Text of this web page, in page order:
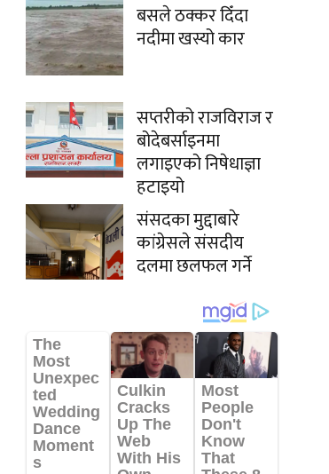
बसले ठक्कर दिँदा
नदीमा खस्यो कार
सप्तरीको राजविराज र
बोदेबर्साइनमा
लगाइएको निषेधाज्ञा
हटाइयो
संसदका मुद्दाबारे
कांग्रेसले संसदीय
दलमा छलफल गर्ने